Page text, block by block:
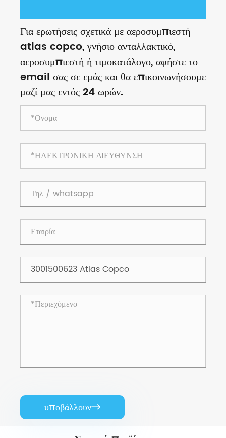
Για ερωτήσεις σχετικά με αεροσυμπιεστή
atlas copco, γνήσιο ανταλλακτικό,
αεροσυμπιεστή ή τιμοκατάλογο, αφήστε το
email σας σε εμάς και θα επικοινωνήσουμε
μαζί μας εντός 24 ωρών.
υποβάλλουν